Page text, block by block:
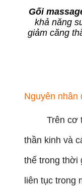
Gối
khả năng
giảm căng
Nguyên
Trên cơ
thần kinh và
thế trong thời
liên tục trong